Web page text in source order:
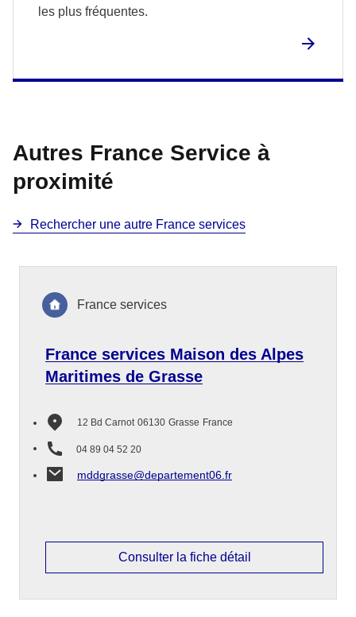
les plus fréquentes.
Autres France Service à
proximité
Rechercher une autre France services
France services Maison des Alpes
Maritimes de Grasse
12 Bd Carnot 06130 Grasse France
04 89 04 52 20
mddgrasse@departement06.fr
France services
Consulter la fiche détail